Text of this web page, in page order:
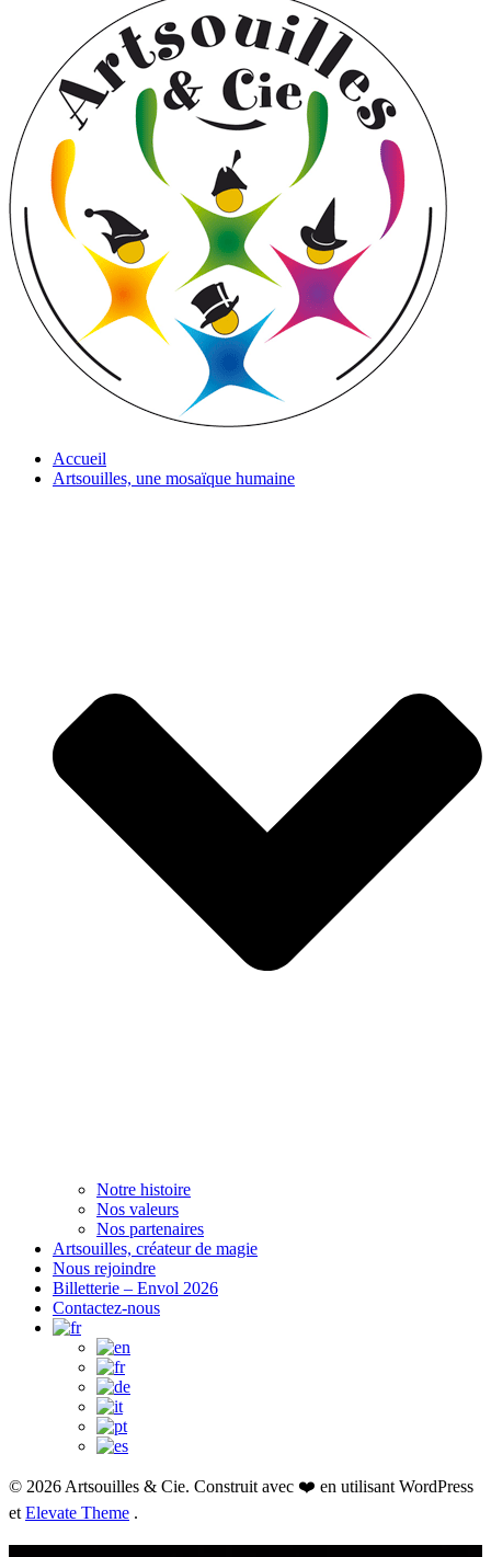
Accueil
Artsouilles, une mosaïque humaine
Notre histoire
Nos valeurs
Nos partenaires
Artsouilles, créateur de magie
Nous rejoindre
Billetterie – Envol 2026
Contactez-nous
© 2026 Artsouilles & Cie. Construit avec ❤️ en utilisant WordPress
et Elevate Theme .